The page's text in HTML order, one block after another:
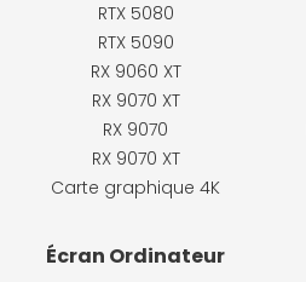
RTX 5080
RTX 5090
RX 9060 XT
RX 9070 XT
RX 9070
RX 9070 XT
Carte graphique 4K
Écran Ordinateur